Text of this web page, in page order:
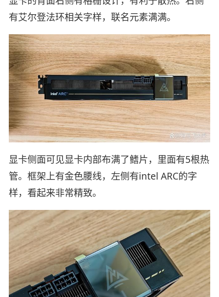
有艾尔登法环相关字样，联名元素满满。
显卡侧面可见显卡内部布满了鳍片，里面有5根热
管。框架上有金色腰线，左侧有intel ARC的字
样，看起来非常精致。